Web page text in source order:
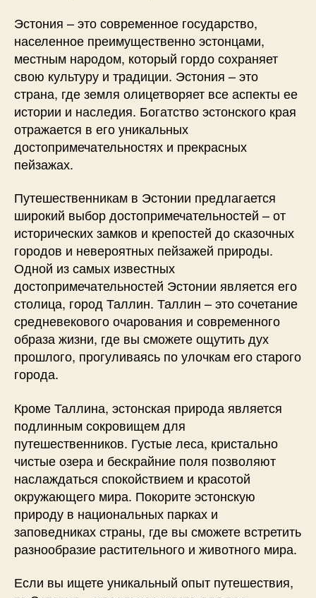
Эстония – это современное государство,
населенное преимущественно эстонцами,
местным народом, который гордо сохраняет
свою культуру и традиции. Эстония – это
страна, где земля олицетворяет все аспекты ее
истории и наследия. Богатство эстонского края
отражается в его уникальных
достопримечательностях и прекрасных
пейзажах.
Путешественникам в Эстонии предлагается
широкий выбор достопримечательностей – от
исторических замков и крепостей до сказочных
городов и невероятных пейзажей природы.
Одной из самых известных
достопримечательностей Эстонии является его
столица, город Таллин. Таллин – это сочетание
средневекового очарования и современного
образа жизни, где вы сможете ощутить дух
прошлого, прогуливаясь по улочкам его старого
города.
Кроме Таллина, эстонская природа является
подлинным сокровищем для
путешественников. Густые леса, кристально
чистые озера и бескрайние поля позволяют
наслаждаться спокойствием и красотой
окружающего мира. Покорите эстонскую
природу в национальных парках и
заповедниках страны, где вы сможете встретить
разнообразие растительного и животного мира.
Если вы ищете уникальный опыт путешествия,